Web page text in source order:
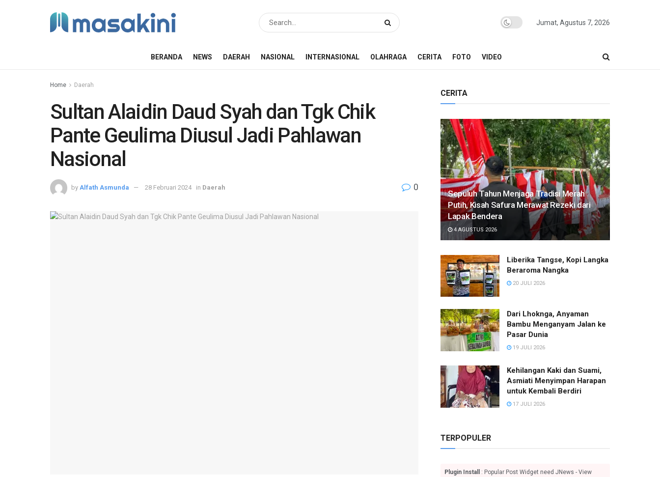
Jumat, Agustus 7, 2026
BERANDA NEWS DAERAH NASIONAL INTERNASIONAL OLAHRAGA CERITA FOTO VIDEO
Home Daerah
Sultan Alaidin Daud Syah dan Tgk Chik
Pante Geulima Diusul Jadi Pahlawan
Nasional
by Alfath Asmunda 28 Februari 2024 in Daerah 0
CERITA
Sepuluh Tahun Menjaga Tradisi Merah
Putih, Kisah Safura Merawat Rezeki dari
Lapak Bendera
4 AGUSTUS 2026
Liberika Tangse, Kopi Langka
Beraroma Nangka
20 JULI 2026
Dari Lhoknga, Anyaman
Bambu Menganyam Jalan ke
Pasar Dunia
19 JULI 2026
Kehilangan Kaki dan Suami,
Asmiati Menyimpan Harapan
untuk Kembali Berdiri
17 JULI 2026
TERPOPULER
Plugin Install
: Popular Post Widget need JNews - View